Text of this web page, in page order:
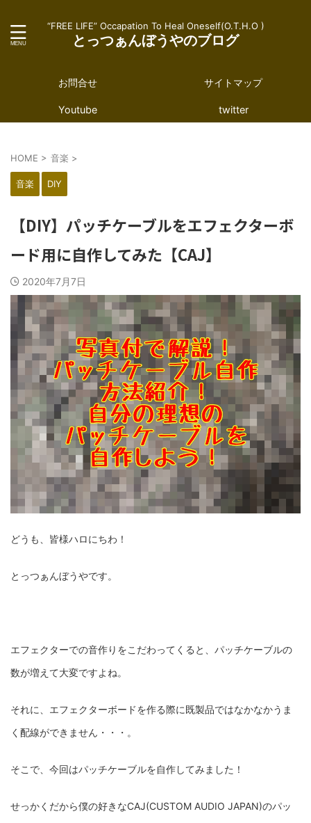
“FREE LIFE” Occapation To Heal Oneself(O.T.H.O )
とっつぁんぼうやのブログ
お問合せ サイトマップ
Youtube twitter
HOME > 音楽 >
音楽 DIY
【DIY】パッチケーブルをエフェクターボ
ード用に自作してみた【CAJ】
2020年7月7日
どうも、皆様ハロにちわ！
とっつぁんぼうやです。
エフェクターでの音作りをこだわってくると、パッチケーブルの
数が増えて大変ですよね。
それに、エフェクターボードを作る際に既製品ではなかなかうま
く配線ができません・・・。
そこで、今回はパッチケーブルを自作してみました！
せっかくだから僕の好きなCAJ(CUSTOM AUDIO JAPAN)のパッ